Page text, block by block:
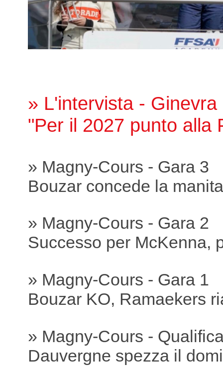
» L'intervista - Ginevra
"Per il 2027 punto alla
» Magny-Cours - Gara 3
Bouzar concede la manita
» Magny-Cours - Gara 2
Successo per McKenna,
» Magny-Cours - Gara 1
Bouzar KO, Ramaekers
» Magny-Cours -
Dauvergne spezza il